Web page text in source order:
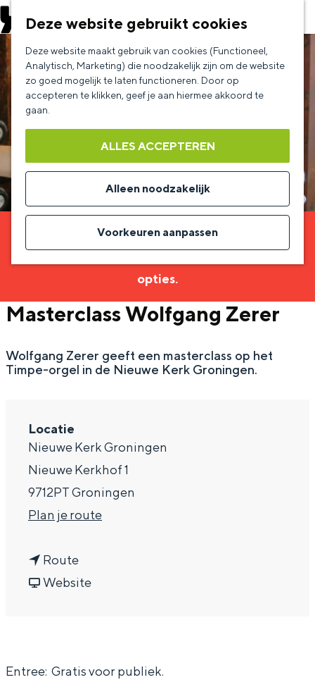
Deze website gebruikt cookies
Deze website maakt gebruik van cookies (Functioneel,
Analytisch, Marketing) die noodzakelijk zijn om de website
zo goed mogelijk te laten functioneren. Door op
accepteren te klikken, geef je aan hiermee akkoord te
gaan.
ALLES ACCEPTEREN
Alleen noodzakelijk
Voorkeuren aanpassen
a
n
a
a
d
e
Sorry, deze activiteit is niet meer beschikbaar.
opties.
Masterclass Wolfgang Zerer
Wolfgang Zerer geeft een masterclass op het
Timpe-orgel in de Nieuwe Kerk Groningen.
Locatie
Nieuwe Kerk Groningen
Nieuwe Kerkhof 1
9712PT Groningen
Plan je routen
t
Routen
a
a
Websitev
a
Entree: Gratis voor publiek.